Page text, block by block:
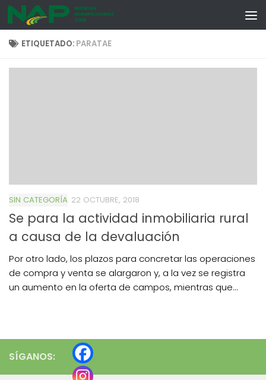
Skip to content
ETIQUETADO: PARATAE
SIN CATEGORÍA 22 OCTUBRE, 2018
Se para la actividad inmobiliaria rural
a causa de la devaluación
Por otro lado, los plazos para concretar las operaciones
de compra y venta se alargaron y, a la vez se registra
un aumento en la oferta de campos, mientras que...
SÍGANOS: